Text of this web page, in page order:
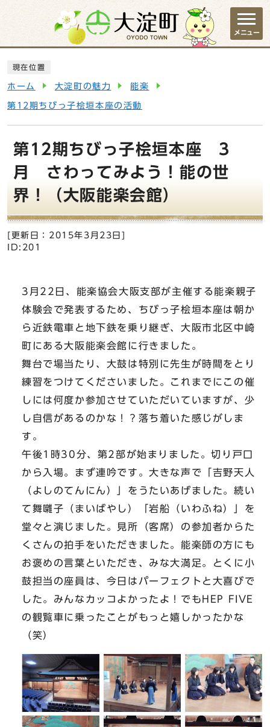
ページの先頭です
メニュー
現在位置
ホーム 大淀町の魅力 能楽
第12期ちびっ子桧垣本座の活動
第12期ちびっ子桧垣本座 3
月 さわってみよう！能の世
界！（大阪能楽会館）
[更新日： 2015年3月23日
ID:201
3月22日、能楽協会大阪支部が主催する能楽親子
体験会で発表するため、ちびっ子桧垣本座は朝か
ら近鉄電車と地下鉄を乗り継ぎ、大阪市北区中崎
町にある大阪能楽会館に行きました。
舞台で場当たり、大鼓は特別に先生が時間をとり
練習をつけてくださいました。これまでにこの催
しには何度か参加させていただいていますが、少
し自信があるのかな！？落ち着いた感じがしま
す。
午後1時30分、第2部が始まりました。切り戸口
から入場。まず連吟です。大きな声で「吉野天人
（よしのてんにん）」をうたいあげました。続い
て舞囃子（まいばやし）「岩船（いわふね）」を
堂々と演じました。見所（客席）の参加者からた
くさんの拍手をいただきました。能楽師の方にも
お褒めの言葉といただき、みな大満足。とくに小
鼓担当の座員は、今日はパーフェクトと大喜びで
した。みんなカッコよかったよ！でもHEP FIVE
の観覧車に乗ったことがもっと嬉しかったかな
（笑）